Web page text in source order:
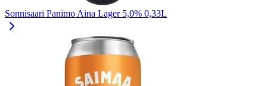
Sonnisaari Panimo Aina Lager 5,0% 0,33L